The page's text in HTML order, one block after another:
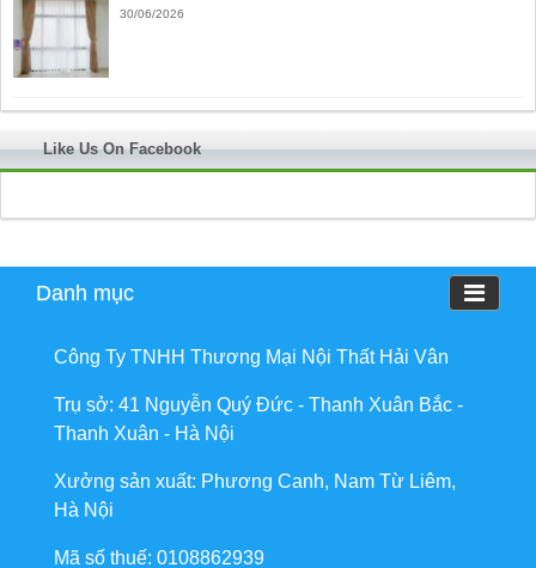
30/06/2026
Like Us On Facebook
Danh mục
Công Ty TNHH Thương Mại Nội Thất Hải Vân
Trụ sở: 41 Nguyễn Quý Đức - Thanh Xuân Bắc -
Thanh Xuân - Hà Nội
Xưởng sản xuất: Phương Canh, Nam Từ Liêm,
Hà Nội
Mã số thuế: 0108862939